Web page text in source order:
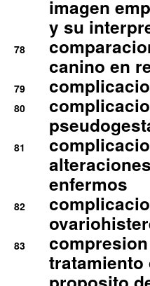
imagen
y su
78
canino en
79
80
81
enfermos
82
83